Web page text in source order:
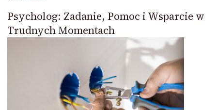
Psycholog: Zadanie, Pomoc i Wsparcie w
Trudnych Momentach